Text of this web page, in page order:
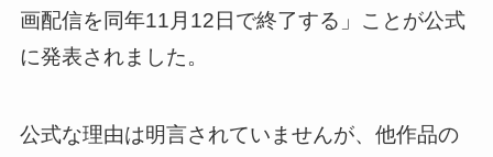
画配信を同年11月12日で終了する」ことが公式
に発表されました。
公式な理由は明言されていませんが、他作品の